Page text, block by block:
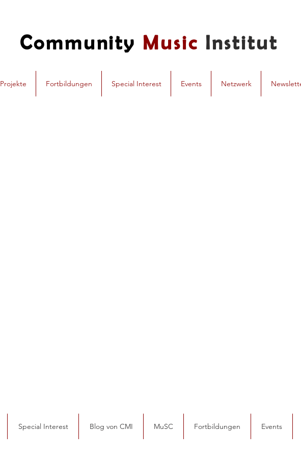
Community Music Institut
Projekte Fortbildungen Special Interest Events Netzwerk
Special Interest Blog von CMI MuSC Fortbildungen Events